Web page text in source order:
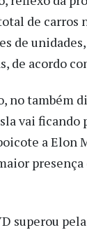
de carros
de
de acordo
no também
vai ficando
a Elon
superou